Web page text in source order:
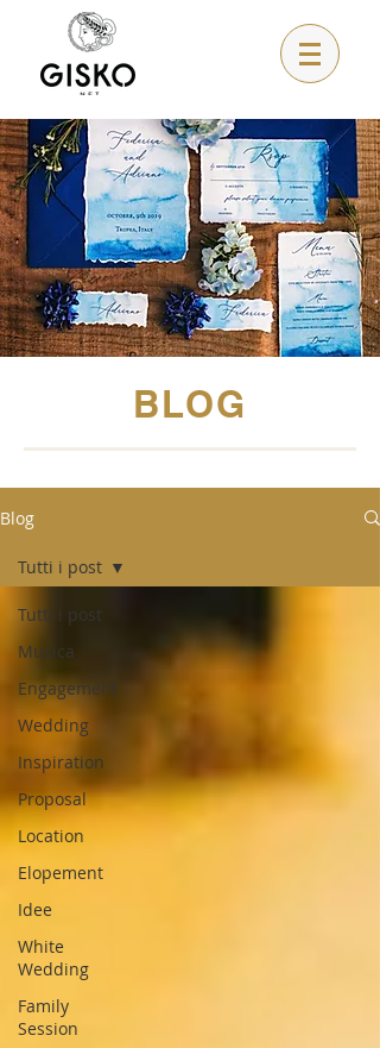
BLOG
Blog
Tutti i post
Musica
Engagement
Wedding
Inspiration
Proposal
Location
Elopement
Idee
White
Wedding
Family
Session
Tutti i post